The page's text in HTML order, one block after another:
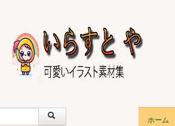
ホーム